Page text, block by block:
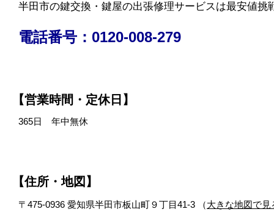
半田市の鍵交換・鍵屋の出張修理サービスは最安値挑
電話番号：0120-008-279
【営業時間・定休日】
365日 年中無休
【住所・地図】
〒475-0936 愛知県半田市板山町９丁目41-3 （大きな地図で見